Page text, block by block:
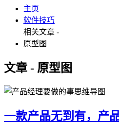
主页
软件技巧
相关文章 -
原型图
文章 - 原型图
一款产品无到有，产